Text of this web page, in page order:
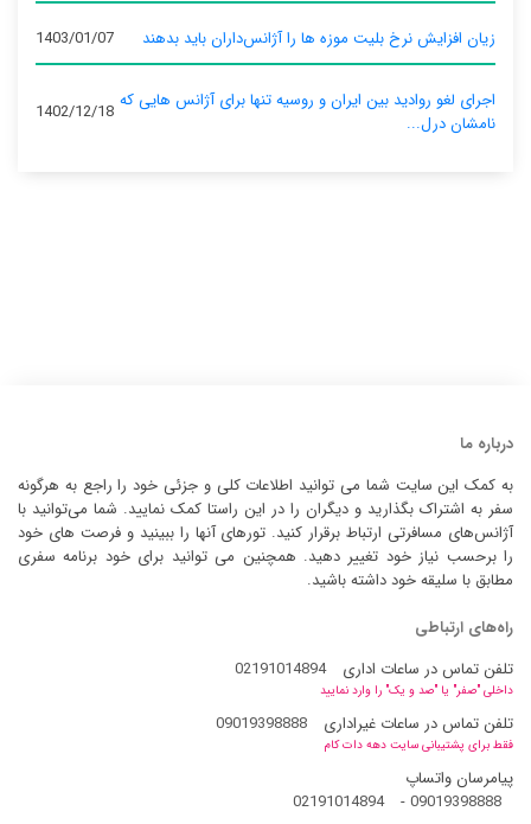
زیان افزایش نرخ بلیت موزه ها را آژانس‌داران باید بدهند 1403/01/07
اجرای لغو روادید بین ایران و روسیه تنها برای آژانس‌ هایی که
نامشان درل...
1402/12/18
درباره ما
به کمک این سایت شما می توانید اطلاعات کلی و جزئی خود را راجع به هرگونه
سفر به اشتراک بگذارید و دیگران را در این راستا کمک نمایید. شما می‌توانید با
آژانس‌های مسافرتی ارتباط برقرار کنید. تورهای آنها را ببینید و فرصت های خود
را برحسب نیاز خود تغییر دهید. همچنین می توانید برای خود برنامه سفری
مطابق با سلیقه خود داشته باشید.
راه‌های ارتباطی
تلفن تماس در ساعات اداری
02191014894
داخلی "صفر" یا "صد و یک" را وارد نمایید
تلفن تماس در ساعات غیراداری 09019398888
فقط برای پشتیبانی سایت دهه دات کام
پیامرسان واتساپ
09019398888
-
02191014894